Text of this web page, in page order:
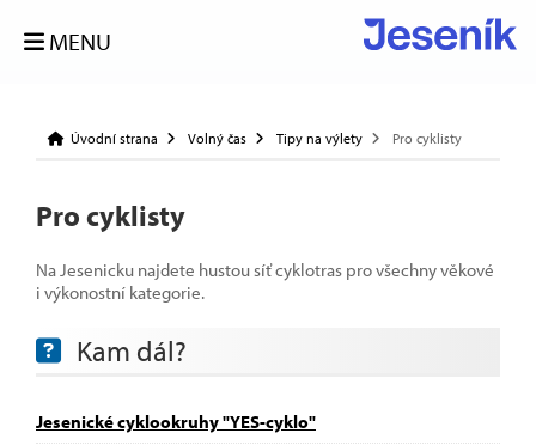
MENU
Úvodní strana Volný čas Tipy na výlety Pro cyklisty
Pro cyklisty
Na Jesenicku najdete hustou síť cyklotras pro všechny věkové
i výkonostní kategorie.
Kam dál?
Jesenické cyklookruhy "YES-cyklo"